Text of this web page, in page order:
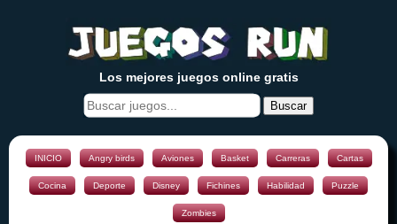
Los mejores juegos online gratis
Buscar
INICIO Angry birds Aviones Basket Carreras Cartas
Cocina Deporte Disney Fichines Habilidad Puzzle
Zombies